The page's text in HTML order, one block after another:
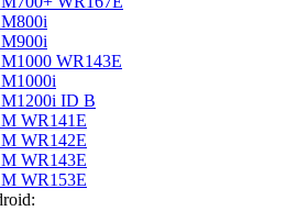
WR143E
ID B
WR141E
WR142E
WR143E
WR153E